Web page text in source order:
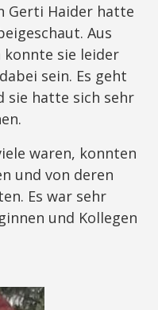
Gerti Haider hatte
Aus
konnte sie leider
sein. Es geht
sie hatte sich sehr
waren, konnten
und von deren
Es war sehr
und Kollegen